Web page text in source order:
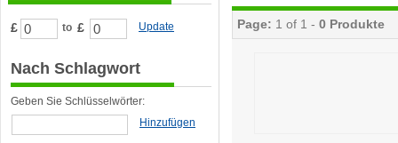
£ to £ Update
Nach Schlagwort
Geben Sie Schlüsselwörter:
Hinzufügen
Page: 1 of 1 - 0 Produkte